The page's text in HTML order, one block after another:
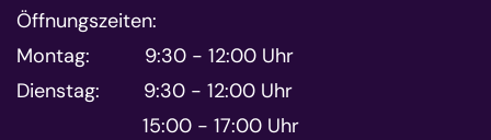
Öffnungszeiten:
Montag: 9:30 - 12:00 Uhr
Dienstag: 9:30 - 12:00 Uhr
15:00 - 17:00 Uhr